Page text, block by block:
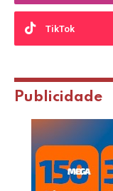
TikTok
Publicidade